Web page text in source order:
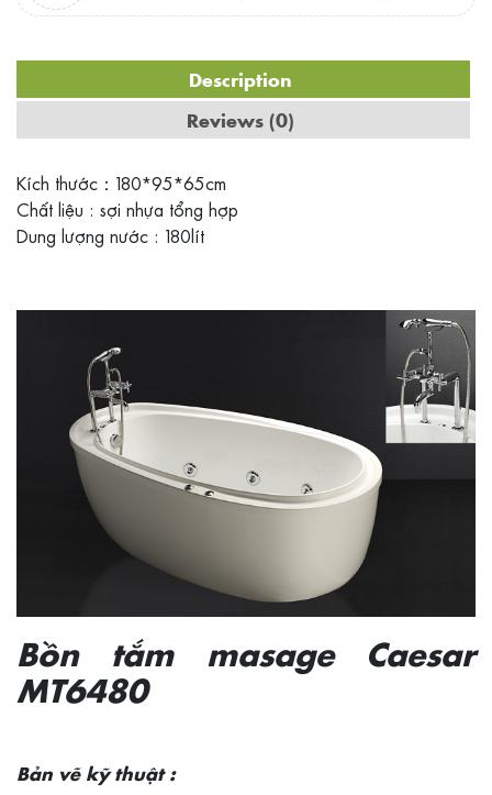
Description
Reviews (0)
Kích thước：180*95*65cm
Chất liệu : sợi nhựa tổng hợp
Dung lượng nước : 180lít
Bồn tắm masage Caesar
MT6480
Bản vẽ kỹ thuật :